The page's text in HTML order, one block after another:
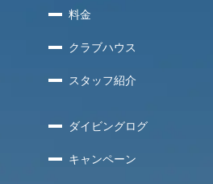
料金
クラブハウス
スタッフ紹介
ダイビングログ
キャンペーン